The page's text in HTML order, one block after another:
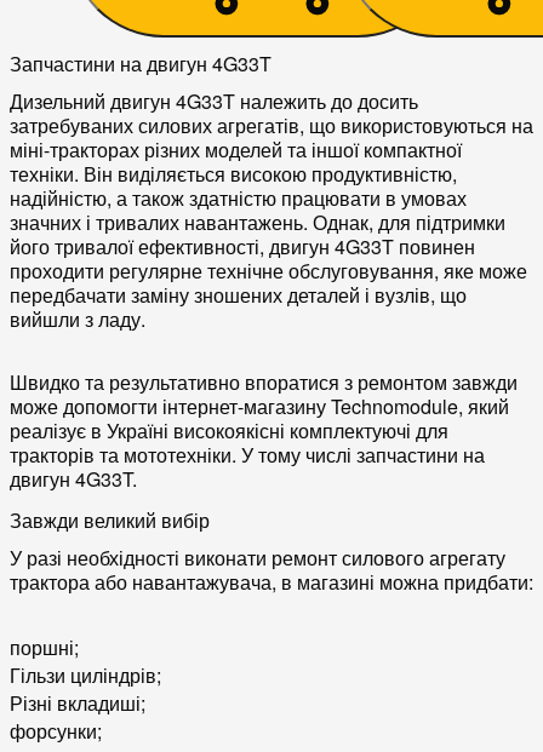
Запчастини на двигун 4G33T
Дизельний двигун 4G33T належить до досить
затребуваних силових агрегатів, що використовуються на
міні-тракторах різних моделей та іншої компактної
техніки. Він виділяється високою продуктивністю,
надійністю, а також здатністю працювати в умовах
значних і тривалих навантажень. Однак, для підтримки
його тривалої ефективності, двигун 4G33T повинен
проходити регулярне технічне обслуговування, яке може
передбачати заміну зношених деталей і вузлів, що
вийшли з ладу.
Швидко та результативно впоратися з ремонтом завжди
може допомогти інтернет-магазину Technomodule, який
реалізує в Україні високоякісні комплектуючі для
тракторів та мототехніки. У тому числі запчастини на
двигун 4G33T.
Завжди великий вибір
У разі необхідності виконати ремонт силового агрегату
трактора або навантажувача, в магазині можна придбати:
поршні;
Гільзи циліндрів;
Різні вкладиші;
форсунки;